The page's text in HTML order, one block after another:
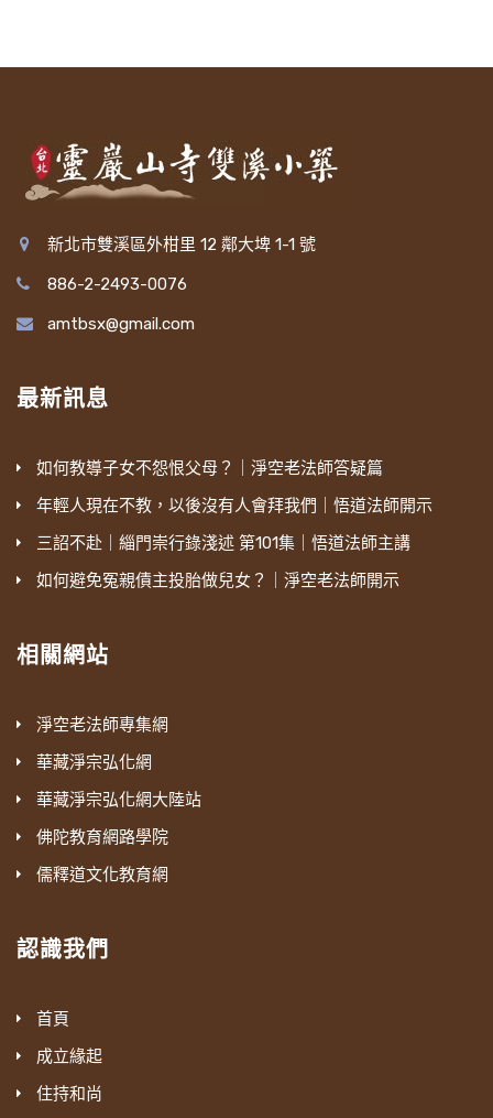
新北市雙溪區外柑里 12 鄰大埤 1-1 號
886-2-2493-0076
amtbsx@gmail.com
最新訊息
如何教導子女不怨恨父母？｜淨空老法師答疑篇
年輕人現在不教，以後沒有人會拜我們｜悟道法師開示
三詔不赴｜緇門崇行錄淺述 第101集｜悟道法師主講
如何避免冤親債主投胎做兒女？｜淨空老法師開示
相關網站
淨空老法師專集網
華藏淨宗弘化網
華藏淨宗弘化網大陸站
佛陀教育網路學院
儒釋道文化教育網
認識我們
首頁
成立緣起
住持和尚